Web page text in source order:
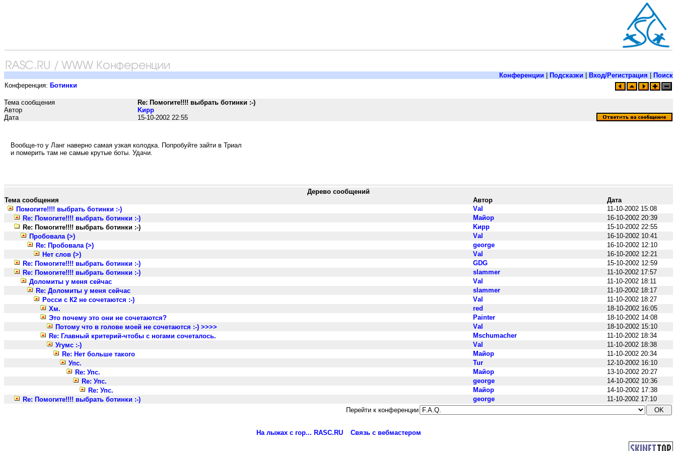
Конференции Подсказки Вход/Регистрация
Поиск
Конференция: Ботинки
Тема сообщения
Re: Помогите!!!! выбрать ботинки :-)
Автор
Kирр
Дата
15-10-2002 22:55
Вообще-то у Ланг наверно самая узкая колодка. Попробуйте зайти в Триал
и померить там не самые крутые боты. Удачи.
Дерево сообщений
Тема сообщения
Автор
Дата
Помогите!!!! выбрать ботинки :-)
Vаl
11-10-2002 15:08
Re: Помогите!!!! выбрать ботинки :-)
Майор
16-10-2002 20:39
Re: Помогите!!!! выбрать ботинки :-)
Kирр
15-10-2002 22:55
Пробовала (>)
Vаl
16-10-2002 10:41
Re: Пробовала (>)
george
16-10-2002 12:10
Нет слов (>)
Vаl
16-10-2002 12:21
Re: Помогите!!!! выбрать ботинки :-)
GDG
15-10-2002 12:59
Re: Помогите!!!! выбрать ботинки :-)
slammer
11-10-2002 17:57
Доломиты у меня сейчас
Vаl
11-10-2002 18:11
Re: Доломиты у меня сейчас
slammer
11-10-2002 18:17
Росси с К2 не сочетаются :-)
Vаl
11-10-2002 18:27
Хм.
red
18-10-2002 16:05
Это почему это они не сочетаются?
Painter
18-10-2002 14:08
Потому что в голове моей не сочетаются :-) >>>>
Vаl
18-10-2002 15:10
Re: Главный критерий-чтобы с ногами сочеталось.
Mschumacher
11-10-2002 18:34
Угумс :-)
Vаl
11-10-2002 18:38
Re: Нет больше такого
Майор
11-10-2002 20:34
Упс.
Tur
12-10-2002 16:10
Re: Упс.
Майор
13-10-2002 20:27
Re: Упс.
george
14-10-2002 10:36
Re: Упс.
Майор
14-10-2002 17:38
Re: Помогите!!!! выбрать ботинки :-)
george
11-10-2002 17:10
Перейти к конференции
На лыжах с гор... RASC.RU Связь с вебмастером